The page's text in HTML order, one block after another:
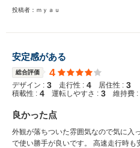
投稿者：ｍｙａｕ
安定感がある
総合評価 4
デザイン : 3 走行性 : 4 居住性 : 3
積載性 : 4 運転しやすさ : 3 維持費 :
良かった点
外観が落ちついた雰囲気なので気に入
で使い勝手が良いです。 高速走行時も